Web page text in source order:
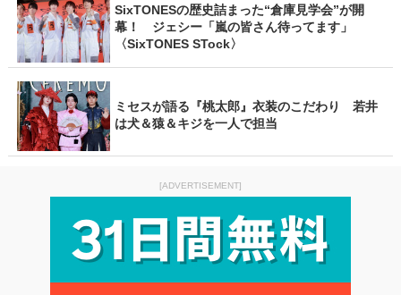
SixTONESの歴史詰まった“倉庫見学会”が開
幕！ ジェシー「嵐の皆さん待ってます」
〈SixTONES STock〉
ミセスが語る『桃太郎』衣装のこだわり 若井
は犬＆猿＆キジを一人で担当
[ADVERTISEMENT]